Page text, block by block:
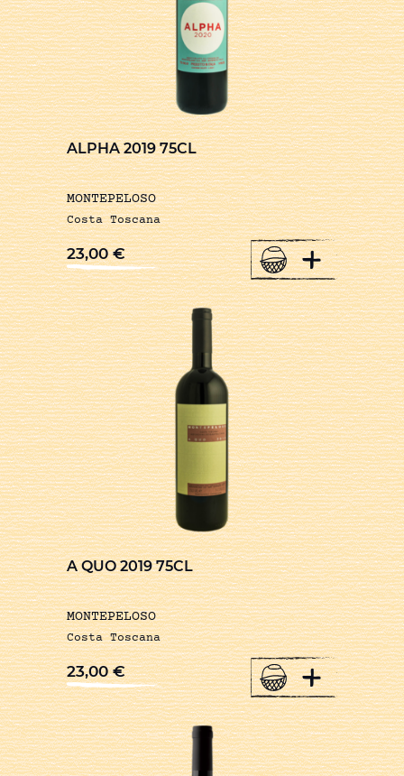
ALPHA 2019 75CL
MONTEPELOSO
Costa Toscana
23,00€ +
A QUO 2019 75CL
MONTEPELOSO
Costa Toscana
23,00€ +